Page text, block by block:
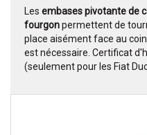
Les embases pivotante de
fourgonpermettent de
place aisément face au
est nécessaire. Certificat
(seulement pour les Fiat